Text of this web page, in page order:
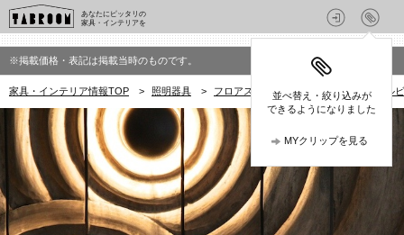
あなたにピッタリの
家具・インテリアを
並べ替え・絞り込みが
できるようになりました
MYクリップを見る
※掲載価格・表記は掲載当時のものです。
家具・インテリア情報TOP > 照明器具 > フロアスタンド・フロアライト > オル